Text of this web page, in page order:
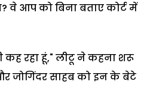
वे आप को बिना बताए कोर्ट में
कह रहा हूं," लीटू ने कहना शरू
जोगिंदर साहब को इन के बेटे